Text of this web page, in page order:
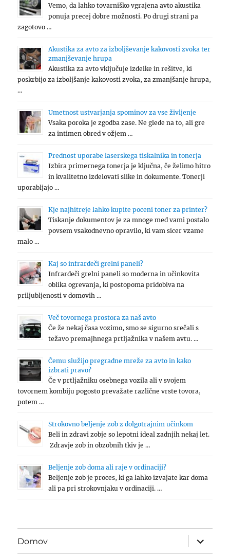
Vemo, da lahko tovarniško vgrajena avto akustika
ponuja precej dobre možnosti. Po drugi strani pa
zagotovo …
Akustika za avto za izboljševanje kakovosti zvoka ter
zmanjševanje hrupa
Akustika za avto vključuje izdelke in rešitve, ki
poskrbijo za izboljšanje kakovosti zvoka, za zmanjšanje hrupa,
…
Umetnost ustvarjanja spominov za vse življenje
Vsaka poroka je zgodba zase. Ne glede na to, ali gre
za intimen obred v ožjem …
Prednost uporabe laserskega tiskalnika in tonerja
Izbira primernega tonerja je ključna, če želimo hitro
in kvalitetno izdelovati slike in dokumente. Tonerji
uporabljajo …
Kje najhitreje lahko kupite poceni toner za printer?
Tiskanje dokumentov je za mnoge med vami postalo
povsem vsakodnevno opravilo, ki vam sicer vzame
malo …
Kaj so infrardeči grelni paneli?
Infrardeči grelni paneli so moderna in učinkovita
oblika ogrevanja, ki postopoma pridobiva na
priljubljenosti v domovih …
Več tovornega prostora za naš avto
Če že nekaj časa vozimo, smo se sigurno srečali s
težavo premajhnega prtljažnika v našem avtu. …
Čemu služijo pregradne mreže za avto in kako
izbrati pravo?
Če v prtljažniku osebnega vozila ali v svojem
tovornem kombiju pogosto prevažate različne vrste tovora,
potem …
Strokovno beljenje zob z dolgotrajnim učinkom
Beli in zdravi zobje so lepotni ideal zadnjih nekaj let.
Zdravje zob in obzobnih tkiv je …
Beljenje zob doma ali raje v ordinaciji?
Beljenje zob je proces, ki ga lahko izvajate kar doma
ali pa pri strokovnjaku v ordinaciji. …
Domov
expand
child
menu